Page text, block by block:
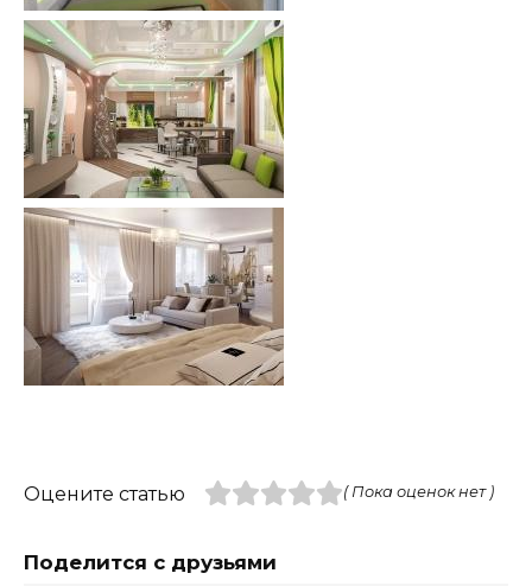
Оцените статью ( Пока оценок нет )
Поделится с друзьями